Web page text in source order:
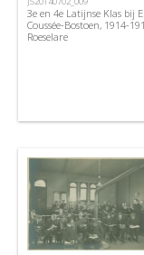
3e en 4e Latijnse Klas bij E.
Coussée-Bostoen, 1914-
Roeselare